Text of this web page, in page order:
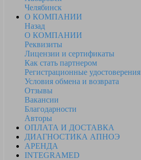
Челябинск
О КОМПАНИИ
Назад
О КОМПАНИИ
Реквизиты
Лицензии и сертификаты
Как стать партнером
Регистрационные удостоверения
Условия обмена и возврата
Отзывы
Вакансии
Благодарности
Авторы
ОПЛАТА И ДОСТАВКА
ДИАГНОСТИКА АПНОЭ
АРЕНДА
INTEGRAMED